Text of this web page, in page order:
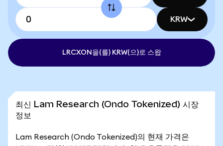
KRW
LRCXON을(를) KRW(으)로 스왑
최신 Lam Research (Ondo Tokenized) 시장
정보
Lam Research (Ondo Tokenized)의 현재 가격은